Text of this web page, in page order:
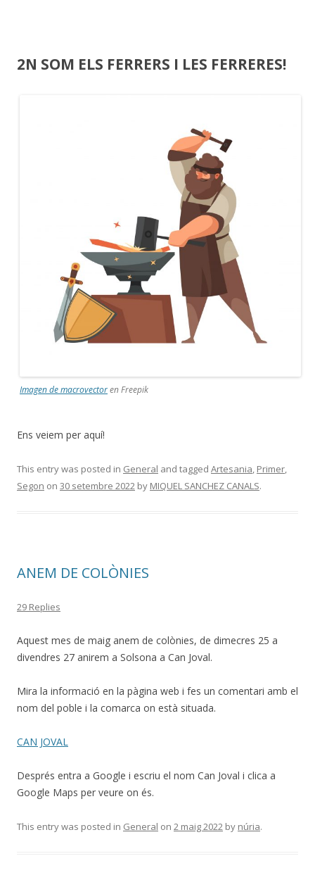
2N SOM ELS FERRERS I LES FERRERES!
Imagen de macrovectoren Freepik
Ens veiem per aquí!
This entry was posted in General and tagged Artesania Primer
Segon on 30 setembre 2022 by MIQUEL SANCHEZ CANALS.
ANEM DE COLÒNIES
29 Replies
Aquest mes de maig anem de colònies, de dimecres 25 a
divendres 27 anirem a Solsona a Can Joval.
Mira la informació en la pàgina web i fes un comentari amb el
nom del poble i la comarca on està situada.
CAN JOVAL
Després entra a Google i escriu el nom Can Joval i clica a
Google Maps per veure on és.
This entry was posted in General on 2 maig 2022 by núria.